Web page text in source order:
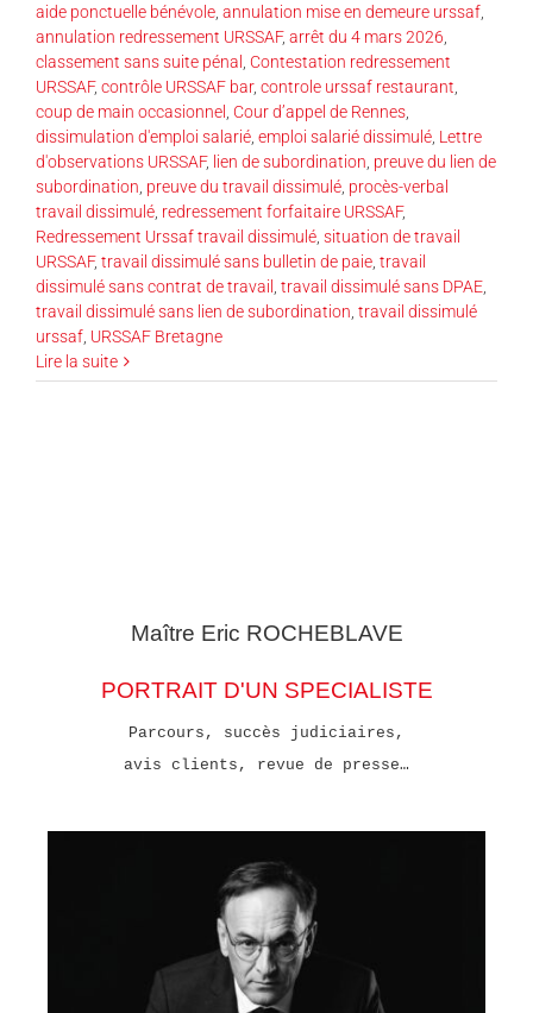
aide ponctuelle bénévole annulation mise en demeure urssaf
annulation redressement URSSAF, arrêt du 4 mars 2026
classement sans suite pénal Contestation redressement
URSSAF, contrôle URSSAF bar, controle urssaf restaurant
coup de main occasionnel Cour d’appel de Rennes
dissimulation d'emploi salarié emploi salarié dissimulé Lettre
d'observations URSSAF, lien de subordination preuve du lien de
subordination preuve du travail dissimulé procès-verbal
travail dissimulé redressement forfaitaire URSSAF,
Redressement Urssaf travail dissimulé situation de travail
URSSAF, travail dissimulé sans bulletin de paie travail
dissimulé sans contrat de travail travail dissimulé sans DPAE
travail dissimulé sans lien de subordination travail dissimulé
urssaf URSSAF Bretagne
Lire la suite
Maître Eric ROCHEBLAVE
PORTRAIT D'UN SPECIALISTE
Parcours, succès judiciaires,
avis clients, revue de presse…